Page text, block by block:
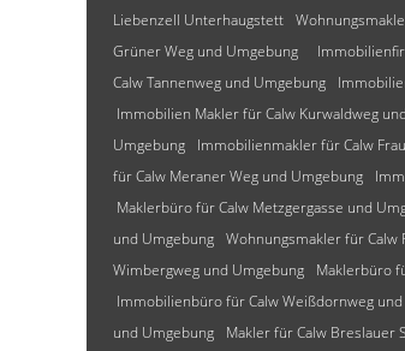
Liebenzell Unterhaugstett
Grüner Weg und Umgebung
Calw Tannenweg und Umgebung
Immobilien Makler für Calw Kurwaldweg
Umgebung
Immobilienmakler für Calw
für Calw Meraner Weg und Umgebung
Maklerbüro für Calw Metzgergasse und
und Umgebung Wohnungsmakler für Calw
Wimbergweg und Umgebung
Maklerbüro
Immobilienbüro für Calw Weißdornweg
und Umgebung
Makler für Calw Breslauer